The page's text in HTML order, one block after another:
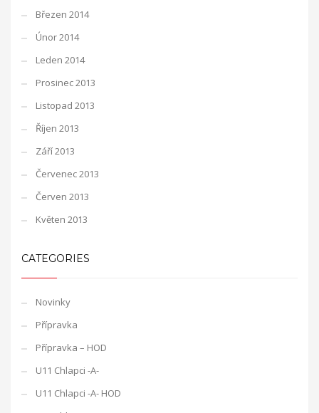
Březen 2014
Únor 2014
Leden 2014
Prosinec 2013
Listopad 2013
Říjen 2013
Září 2013
Červenec 2013
Červen 2013
Květen 2013
CATEGORIES
Novinky
Přípravka
Přípravka – HOD
U11 Chlapci -A-
U11 Chlapci -A- HOD